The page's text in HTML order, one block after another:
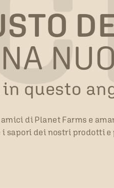
questo
di Planet Farms e
sapori dei nostri prodotti